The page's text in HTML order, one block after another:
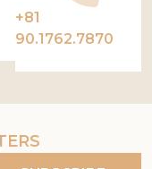
+81
90.1762.7870